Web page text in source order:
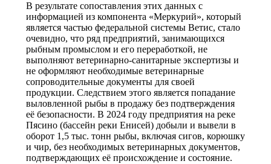
В результате сопоставления этих данных с
информацией из компонента «Меркурий», который
является частью федеральной системы Ветис, стало
очевидно, что ряд предприятий, занимающихся
рыбным промыслом и его переработкой, не
выполняют ветеринарно-санитарные экспертизы и
не оформляют необходимые ветеринарные
сопроводительные документы для своей
продукции. Следствием этого является попадание
выловленной рыбы в продажу без подтверждения
её безопасности. В 2024 году предприятия на реке
Пясино (бассейн реки Енисей) добыли и вывели в
оборот 1,5 тыс. тонн рыбы, включая сигов, корюшку
и чир, без необходимых ветеринарных документов,
подтверждающих её происхождение и состояние.